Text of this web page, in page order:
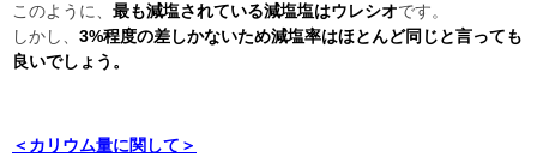
このように、 最も減塩されている減塩塩はウレシオです。
しかし、 3%程度の差しかないため減塩率はほとんど同じと言っても
良いでしょう。
＜カリウム量に関して＞